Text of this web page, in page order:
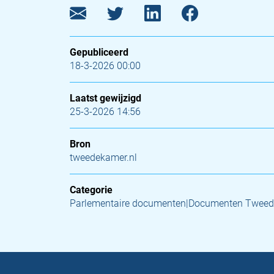
Gepubliceerd
18-3-2026 00:00
Laatst gewijzigd
25-3-2026 14:56
Bron
tweedekamer.nl
Categorie
Parlementaire documenten|Documenten